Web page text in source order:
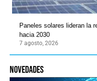
Paneles solares lideran la
hacia 2030
7 agosto, 2026
novedades